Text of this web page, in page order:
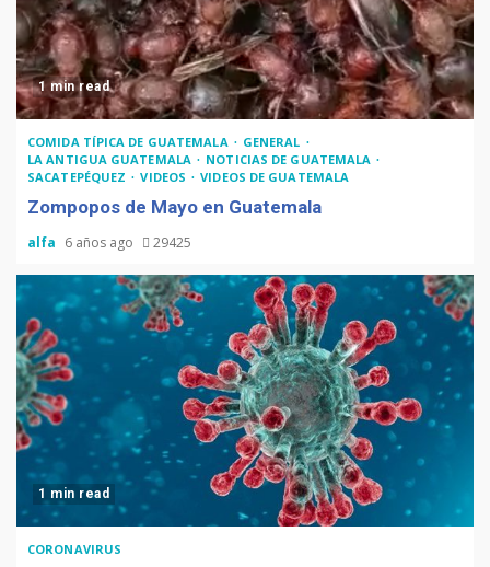
1 min read
COMIDA TÍPICA DE GUATEMALA
GENERAL
LA ANTIGUA GUATEMALA
NOTICIAS DE GUATEMALA
SACATEPÉQUEZ
VIDEOS VIDEOS DE GUATEMALA
Zompopos de Mayo en Guatemala
alfa 6 años ago 29425
1 min read
CORONAVIRUS